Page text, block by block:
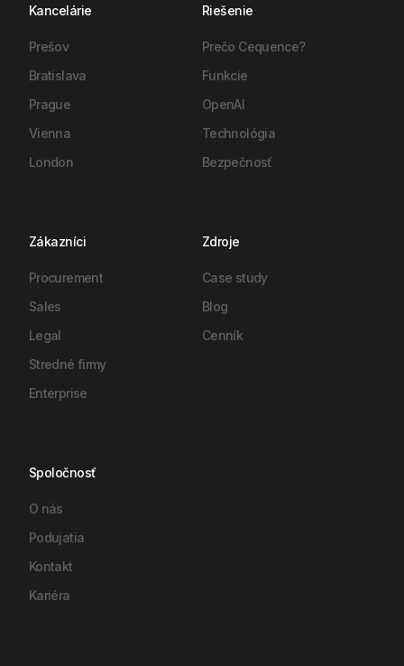
Kancelárie
Prešov
Bratislava
Prague
Vienna
London
Riešenie
Prečo Cequence?
Funkcie
OpenAI
Technológia
Bezpečnosť
Zákazníci
Procurement
Sales
Legal
Stredné firmy
Enterprise
Zdroje
Case study
Blog
Cenník
Spoločnosť
O nás
Podujatia
Kontakt
Kariéra